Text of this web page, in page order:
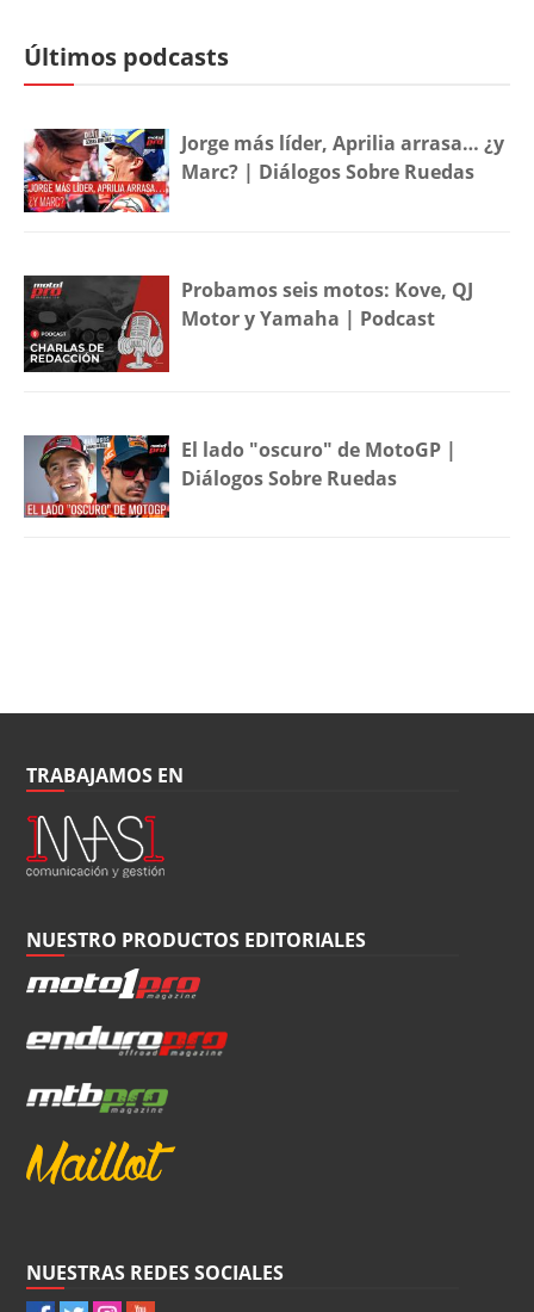
Últimos podcasts
Jorge más líder, Aprilia arrasa… ¿y
Marc? | Diálogos Sobre Ruedas
Probamos seis motos: Kove, QJ
Motor y Yamaha | Podcast
El lado "oscuro" de MotoGP |
Diálogos Sobre Ruedas
TRABAJAMOS EN
NUESTRO PRODUCTOS EDITORIALES
NUESTRAS REDES SOCIALES